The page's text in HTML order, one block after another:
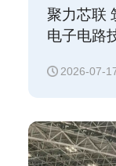
聚力芯联
电子电路
2026-07-